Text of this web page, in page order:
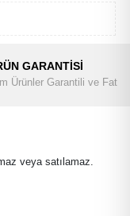
GARANTİSİ
Ürünler Garantili ve
veya satılamaz.